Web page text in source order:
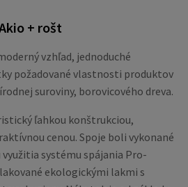
+ rošt
vzhľad, jednoduché
požadované vlastnosti produktov
suroviny, borovicového dreva.
ľahkou konštrukciou,
cenou. Spoje boli vykonané
systému spájania Pro-
ekologickými lakmi s